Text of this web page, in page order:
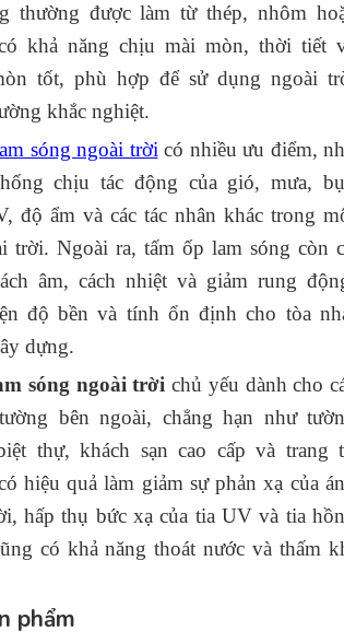
thường được làm từ thép, nhôm
khả năng chịu mài mòn, thời tiết
tốt, phù hợp để sử dụng ngoài
khắc nghiệt.
sóng ngoài trời có nhiều ưu điểm,
chịu tác động của gió, mưa,
độ ẩm và các tác nhân khác trong
trời. Ngoài ra, tấm ốp lam sóng còn
âm, cách nhiệt và giảm rung
độ bền và tính ổn định cho tòa
dựng.
sóng ngoài trời chủ yếu dành cho
bên ngoài, chẳng hạn như
thự, khách sạn cao cấp và trang
hiệu quả làm giảm sự phản xạ của
hấp thụ bức xạ của tia UV và tia
có khả năng thoát nước và thấm
phẩm